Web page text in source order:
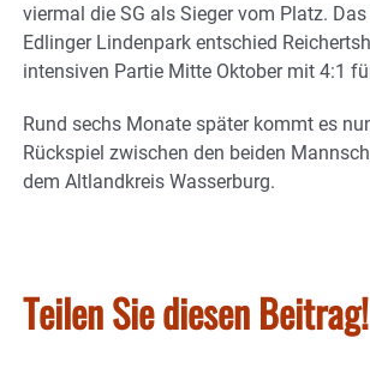
viermal die SG als Sieger vom Platz.
Edlinger Lindenpark entschied
intensiven Partie Mitte Oktober mit 4:1
Rund sechs Monate später kommt es
Rückspiel zwischen den beiden
dem Altlandkreis Wasserburg.
Teilen Sie diesen Beitrag!